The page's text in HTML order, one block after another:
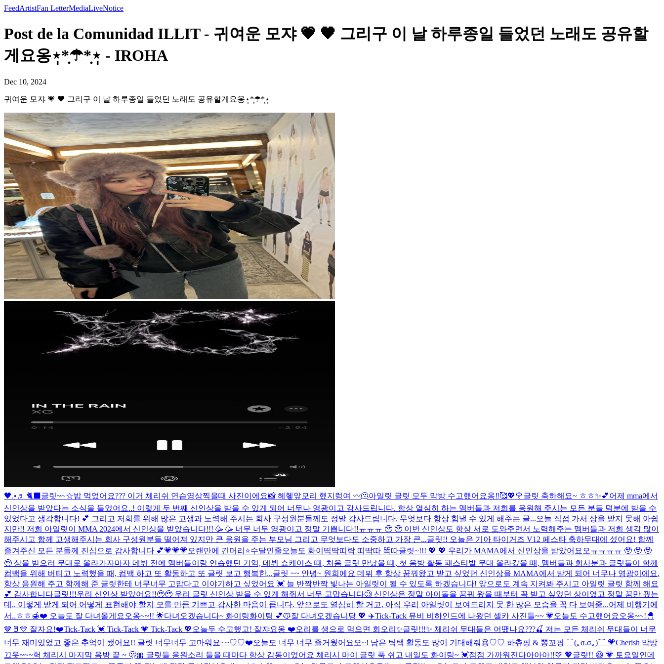
FeedArtistFan LetterMediaLiveNotice
Post de la Comunidad ILLIT - 귀여운 모쟈 💗 🖤 그리구 이 날 하루종일 들었던 노래도 공유할
게요옹⋆̩*̣̩☂︎*̣̩⋆̩ - IROHA
Dec 10, 2024
귀여운 모쟈 💗 🖤 그리구 이 날 하루종일 들었던 노래도 공유할게요옹⋆̩*̣̩☂︎*̣̩⋆̩
🖤.•♬ 🐈‍⬛ 글릿~~☆밥 먹었어요??? 이거 체리쉬 연습영상찍을때 사진이에요📸 헤헿앞모리 했지렁여 〰️🫠아일릿 글릿 모두 막방 수고했어요옹‼︎🥰💖🌹글릿 축하해요~ ㅎㅎ✨💕어제 mma에서
신인상을 받았다는 소식을 들었어요..! 이렇게 두 번째 신인상을 받을 수 있게 되어 너무나 영광이고 감사드립니다. 항상 열심히 하는 멤버들과 저희를 응원해 주시는 모든 분들 덕분에 받을 수
있었다고 생각합니다! 💕 그리고 저희를 위해 많은 고생과 노력해 주시는 회사 구성원분들께도 정말 감사드립니다. 무엇보다 항상 힘낼 수 있게 해주는 글...오늘 직접 가서 상을 받지 못해 아쉽
지만!! 저희 아일릿이 MMA 2024에서 신인상을 받았습니다!!! 🥳 🥳 너무 너무 영광이고 정말 기쁩니다!!ㅠㅠㅠ 🥹 🥹 이번 신인상도 항상 서로 도와주면서 노력해주는 멤버들과 저희 생각 많이
해주시고 함께 고생해주시는 회사 구성원분들 떨어져 있지만 큰 응원을 주는 부모님 그리고 무엇보다도 소중하고 가장 큰...글릿!! 오늘은 기아 타이거즈 V12 페스타 축하무대에 섰어요! 함께
즐겨주신 모든 분들께 진심으로 감사합니다 💕💗💗💗 오랜만에 긴머리⭐수달인줄오늘도 화이띡딱띠락 띠딱따 똑따글릿~!!! 💖 💖 우리가 MAMA에서 신인상을 받았어요오ㅠㅠㅠㅠ 🥹 🥹 🥹
🥹 상을 받으러 무대로 올라가자마자 데뷔 전에 멤버들이랑 연습했던 기억, 데뷔 쇼케이스 때, 처음 글릿 만났을 때, 첫 음방 활동 패스티발 무대 올라갔을 때, 멤버들과 회사분과 글릿들이 함께
컴백을 위해 버티고 노력했을 때, 컴백 하고 또 활동하고 또 글릿 보고 행복한...글릿 ~~ 안녕~ 원희에요 데뷔 후 항상 꿈꿔왔고 받고 싶었던 신인상을 MAMA에서 받게 되어 너무나 영광이에요.
항상 응원해 주고 함께해 준 글릿한테 너무너무 고맙다고 이야기하고 싶었어요 💓 늘 반짝반짝 빛나는 아일릿이 될 수 있도록 하겠습니다! 앞으로도 계속 지켜봐 주시고 아일릿 글릿 함께 해요
💕 감사합니다글릿!!!우리 신인상 받았어요!!🥹🥹 우리 글릿 신인상 받을 수 있게 해줘서 너무 고맙습니다🥲 신인상은 정말 아이돌을 꿈꿔 왔을 때부터 꼭 받고 싶었던 상이였고 정말 꿈만 꿨는
데.. 이렇게 받게 되어 어떻게 표현해야 할지 모를 만큼 기쁘고 감사한 마음이 큽니다. 앞으로도 열심히 할 거고, 아직 우리 아일릿이 보여드리지 못 한 많은 모습을 꼭 다 보여줄...어제 비행기에
서..ㅎㅎ🍯❤️ 오늘도 잘 다녀올게요오옹~~!! 🌟다녀오겠습니다~ 화이팅화이팅 💕😽잘 다녀오겠습니당 💖 ✈️Tick-Tack 뮤비 비하인드에 나왔던 셀카 사진들~~ 💗 오늘도 수고했어요오옹~~!🐣
🤎🥛💛 잘자요!❤️Tick-Tack 💓 Tick-Tack 💗 Tick-Tack 💖 오늘두 수고했고! 잘쟈요옹 ❤️오리를 생으로 먹으면 회오리 ✨글릿!!!✨ 체리쉬 무대들은 어땠나요???🍒 저는 모든 체리쉬 무대들이 너무
너무 재미있었고 좋은 추억이 됐어요!! 글릿 너무너무 고마워요~~♡♡❤️오늘도 너무 너무 즐거웠어요오~! 남은 틱택 활동도 많이 기대해줘용♡♡ 하츄핑 & 뽕꼬핑 ⌒(｡σ.σ｡)⌒ 💗Cherish 막방
끄읏~~~헉 체리시 마지막 음방 끝 ~ 🫢🎀 글릿들 응원소리 들을 때마다 항상 감동이었어요 체리시 마이 글릿 푹 쉬고 내일도 화이팅~ 💓점점 가까워진다아아아!!🩷 💖글릿!! 😆 💗 토요일인데